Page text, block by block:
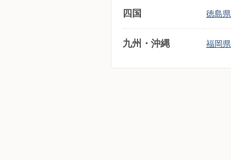
四国 徳島県
九州・沖縄 福岡県